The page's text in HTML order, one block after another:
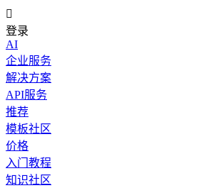

登录
AI
企业服务
解决方案
API服务
推荐
模板社区
价格
入门教程
知识社区